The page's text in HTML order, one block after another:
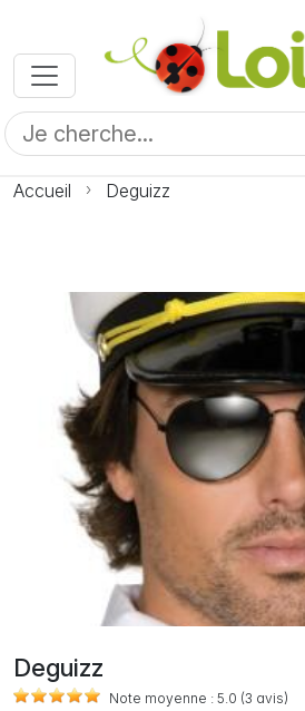
Accueil Deguizz
Photo Deguizz
Deguizz
Note moyenne : 5.0 (3 avis)